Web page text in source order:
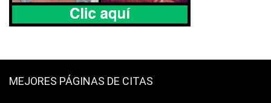
MEJORES PÁGINAS DE CITAS